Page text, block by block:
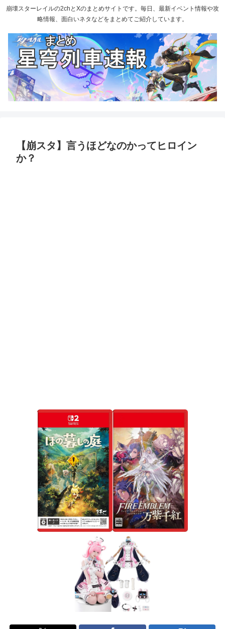
崩壊スターレイルの2chとXのまとめサイトです。毎日、最新イベント情報や攻
略情報、面白いネタなどをまとめてご紹介しています。
【崩スタ】言うほどなのかってヒロイン
か？